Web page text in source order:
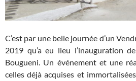
C’est par une belle journée d’un
2019 qu’a eu lieu l’inauguration
Bougueni. Un événement et une
celles déjà acquises et